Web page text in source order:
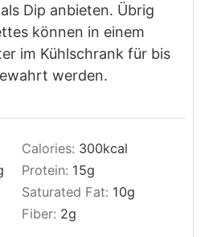
Dip anbieten. Übrig
können in einem
im Kühlschrank für bis
werden.
Calories: 300kcal
Protein: 15g
Saturated Fat: 10g
Fiber: 2g